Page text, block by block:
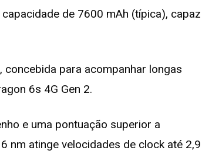
de 7600 mAh (típica), capaz
para acompanhar longas
6s 4G Gen 2.
e uma pontuação superior a
nm atinge velocidades de clock até 2,9